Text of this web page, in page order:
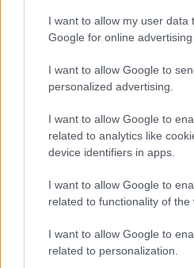
I want to allow my user data
Google for online advertising
I want to allow Google to
personalized advertising.
I want to allow Google to
related to analytics like
device identifiers in apps.
I want to allow Google to
related to functionality of the
I want to allow Google to
related to personalization.
vetni, így a hónap végére
jó vízgazdálkodású
az, hogy tűri a
Kórokozója, kártevője alig
Hajtásdugványozással is
meggyökereztetünk és
beálltával a szobában